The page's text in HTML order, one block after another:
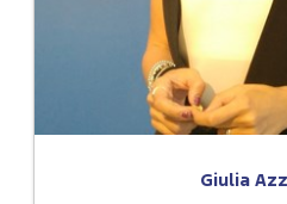
Giulia